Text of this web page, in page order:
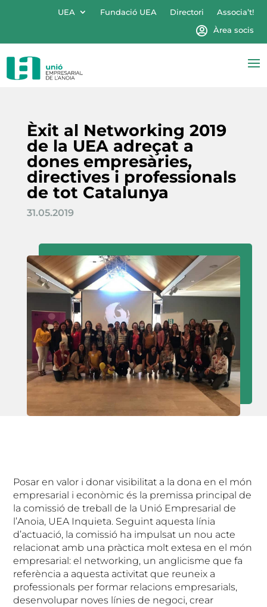
UEA Fundació UEA Directori
Associa’t!
Àrea socis
Èxit al Networking 2019
de la UEA adreçat a
dones empresàries,
directives i professionals
de tot Catalunya
31.05.2019
Posar en valor i donar visibilitat a la dona en el món
empresarial i econòmic és la premissa principal de
la comissió de treball de la Unió Empresarial de
l’Anoia, UEA Inquieta. Seguint aquesta línia
d’actuació, la comissió ha impulsat un nou acte
relacionat amb una pràctica molt extesa en el món
empresarial: el networking, un anglicisme que fa
referència a aquesta activitat que reuneix a
professionals per formar relacions empresarials,
desenvolupar noves línies de negoci, crear